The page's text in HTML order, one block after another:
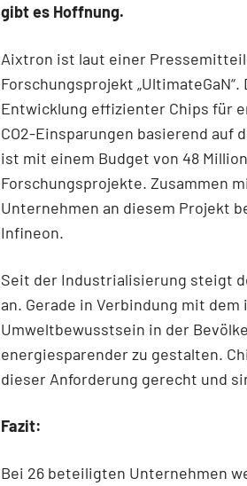
gibt es Hoffnung.
Aixtron ist laut einer
Forschungsprojekt
Entwicklung effizienter Chips für
CO2-Einsparungen basierend auf
ist mit einem Budget von 48
Forschungsprojekte. Zusammen
Unternehmen an diesem Projekt
Infineon.
Seit der Industrialisierung steigt
an. Gerade in Verbindung mit
Umweltbewusstsein in der
energiesparender zu gestalten.
dieser Anforderung gerecht und
Fazit:
Bei 26 beteiligten Unternehmen